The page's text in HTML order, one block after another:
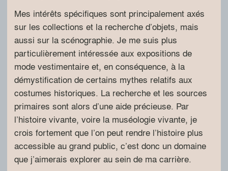
Mes intérêts spécifiques sont principalement axés
sur les collections et la recherche d’objets, mais
aussi sur la scénographie. Je me suis plus
particulièrement intéressée aux expositions de
mode vestimentaire et, en conséquence, à la
démystification de certains mythes relatifs aux
costumes historiques. La recherche et les sources
primaires sont alors d’une aide précieuse. Par
l’histoire vivante, voire la muséologie vivante, je
crois fortement que l’on peut rendre l’histoire plus
accessible au grand public, c’est donc un domaine
que j’aimerais explorer au sein de ma carrière.